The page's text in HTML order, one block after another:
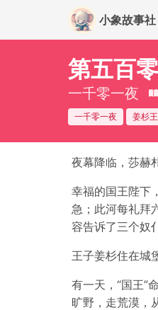
小象故事社
第五百
一千零一夜
一千零一夜 姜杉
夜幕降临，莎赫
幸福的国王陛下
急；此河每礼拜
容告诉了三个奴
王子姜杉住在城
有一天，“国王”
旷野，走荒漠，